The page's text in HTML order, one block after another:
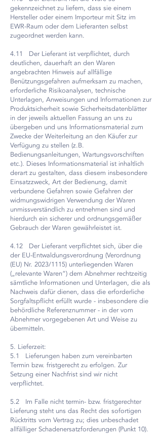
gekennzeichnet zu liefern, dass sie einem
Hersteller oder einem Importeur mit Sitz im
EWR-Raum oder dem Lieferanten selbst
zugeordnet werden kann.
4.11 Der Lieferant ist verpflichtet, durch
deutlichen, dauerhaft an den Waren
angebrachten Hinweis auf allfällige
Benützungsgefahren aufmerksam zu machen,
erforderliche Risikoanalysen, technische
Unterlagen, Anweisungen und Informationen zur
Produktsicherheit sowie Sicherheitsdatenblätter
in der jeweils aktuellen Fassung an uns zu
übergeben und uns Informationsmaterial zum
Zwecke der Weiterleitung an den Käufer zur
Verfügung zu stellen (z.B.
Bedienungsanleitungen, Wartungsvorschriften
etc.). Dieses Informationsmaterial ist inhaltlich
derart zu gestalten, dass diesem insbesondere
Einsatzzweck, Art der Bedienung, damit
verbundene Gefahren sowie Gefahren der
widmungswidrigen Verwendung der Waren
unmissverständlich zu entnehmen sind und
hierdurch ein sicherer und ordnungsgemäßer
Gebrauch der Waren gewährleistet ist.
4.12 Der Lieferant verpflichtet sich, über die
der EU-Entwaldungsverordnung (Verordnung
(EU) Nr. 2023/1115) unterliegenden Waren
(„relevante Waren“) dem Abnehmer rechtzeitig
sämtliche Informationen und Unterlagen, die als
Nachweis dafür dienen, dass die erforderliche
Sorgfaltspflicht erfüllt wurde - insbesondere die
behördliche Referenznummer - in der vom
Abnehmer vorgegebenen Art und Weise zu
übermitteln.
5. Lieferzeit:
5.1 Lieferungen haben zum vereinbarten
Termin bzw. fristgerecht zu erfolgen. Zur
Setzung einer Nachfrist sind wir nicht
verpflichtet.
5.2 Im Falle nicht termin- bzw. fristgerechter
Lieferung steht uns das Recht des sofortigen
Rücktritts vom Vertrag zu; dies unbeschadet
allfälliger Schadenersatzforderungen (Punkt 10).